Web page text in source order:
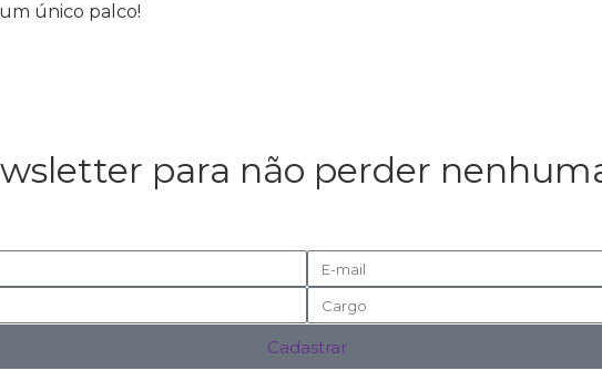
único palco!
para não perder
Cadastrar